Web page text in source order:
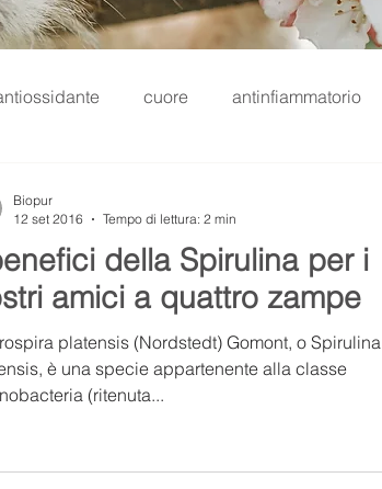
cuore antinfiammatorio
essiccati Fiera Internazionale
della Spirulina per i
amici a quattro zampe
platensis (Nordstedt) Gomont, o Spirulina
è una specie appartenente alla classe
(ritenuta...
Biopur
12 set 2016
Tempo di lettura: 2 min